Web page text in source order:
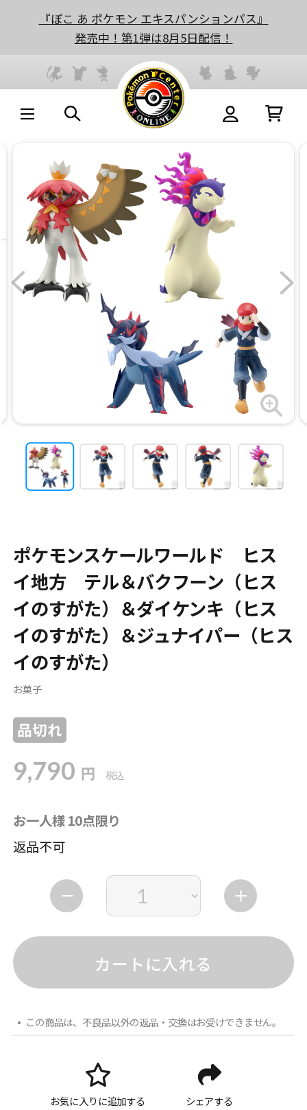
『ぽこ あ ポケモン エキスパンションパス』
発売中！第1弾は8月5日配信！
ポケモンスケールワールド ヒス
イ地方 テル＆バクフーン（ヒス
イのすがた）＆ダイケンキ（ヒス
イのすがた）＆ジュナイパー（ヒス
イのすがた）
お菓子
品切れ
9,790 円 税込
お一人様 10点限り
返品不可
カートに入れる
この商品は、不良品以外の返品・交換はお受けできません。
お気に入りに追加する シェアする